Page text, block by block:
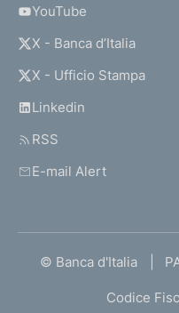
YouTube
X - Banca d’Italia
X - Ufficio Stampa
Linkedin
RSS
E-mail Alert
© Banca d'Italia
Codice